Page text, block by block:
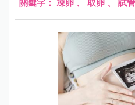
關鍵字： 凍卵 、 取卵 、 試